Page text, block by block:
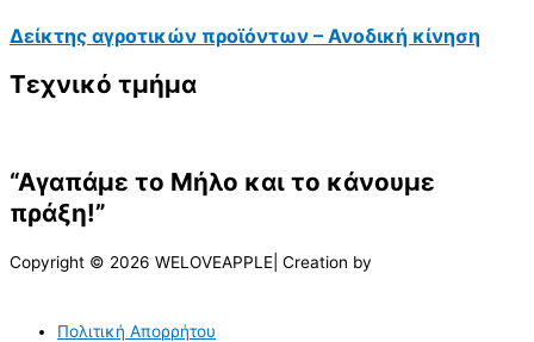
Δείκτης αγροτικών προϊόντων – Ανοδική κίνηση
Τεχνικό τμήμα
“Αγαπάμε το Μήλο και το κάνουμε
πράξη!”
Copyright © 2026 WELOVEAPPLE| Creation by
Πολιτική Απορρήτου